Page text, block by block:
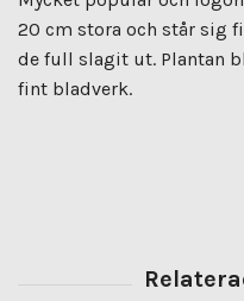
20 cm stora och står sig
de full slagit ut. Plantan
fint bladverk.